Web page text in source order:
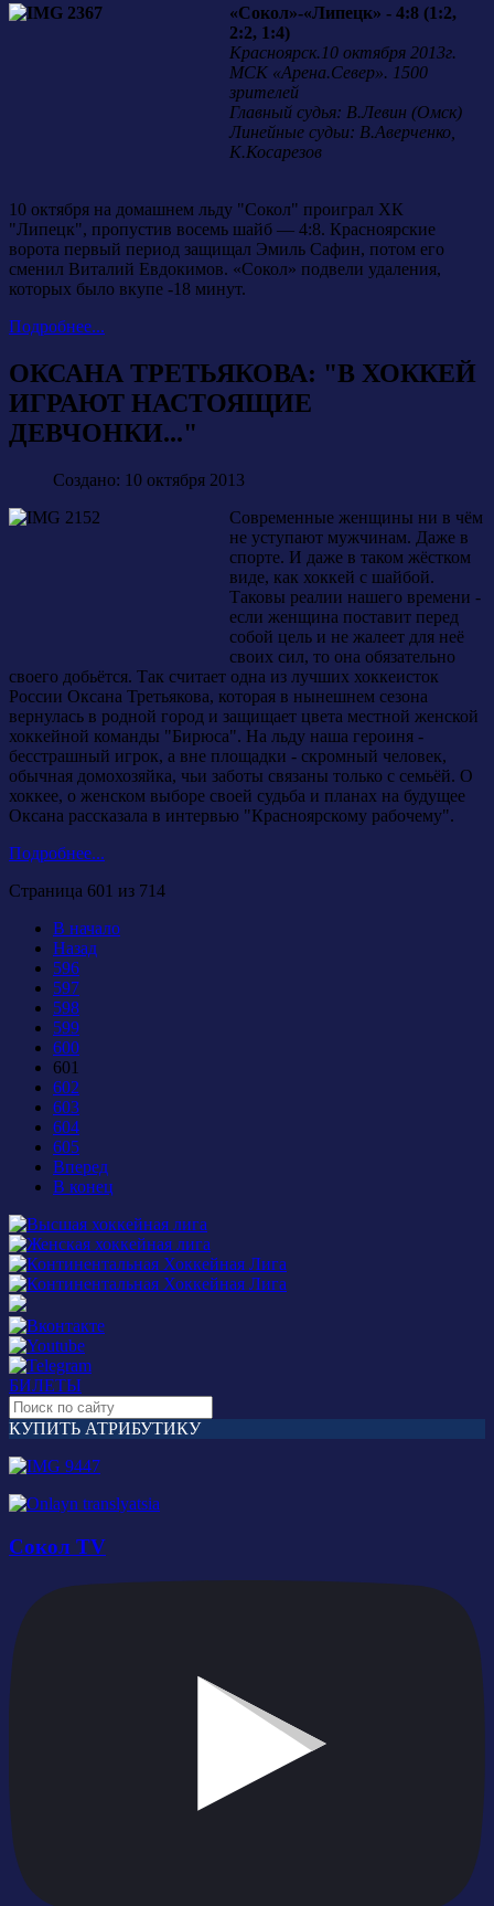
«Сокол»-«Липецк» - 4:8 (1:2,
2:2, 1:4)
Красноярск.10 октября 2013г.
МСК «Арена.Север». 1500
зрителей
Главный судья: В.Левин (Омск)
Линейные судьи: В.Аверченко,
К.Косарезов
10 октября на домашнем льду "Сокол" проиграл ХК
"Липецк", пропустив восемь шайб — 4:8. Красноярские
ворота первый период защищал Эмиль Сафин, потом его
сменил Виталий Евдокимов. «Сокол» подвели удаления,
которых было вкупе -18 минут.
Подробнее...
ОКСАНА ТРЕТЬЯКОВА: "В ХОККЕЙ
ИГРАЮТ НАСТОЯЩИЕ
ДЕВЧОНКИ..."
Создано: 10 октября 2013
Современные женщины ни в чём
не уступают мужчинам. Даже в
спорте. И даже в таком жёстком
виде, как хоккей с шайбой.
Таковы реалии нашего времени -
если женщина поставит перед
собой цель и не жалеет для неё
своих сил, то она обязательно
своего добьётся. Так считает одна из лучших хоккеисток
России Оксана Третьякова, которая в нынешнем сезона
вернулась в родной город и защищает цвета местной женской
хоккейной команды "Бирюса". На льду наша героиня -
бесстрашный игрок, а вне площадки - скромный человек,
обычная домохозяйка, чьи заботы связаны только с семьёй. О
хоккее, о женском выборе своей судьба и планах на будущее
Оксана рассказала в интервью "Красноярскому рабочему".
Подробнее...
Страница 601 из 714
В начало
Назад
596
597
598
599
600
601
602
603
604
605
Вперед
В конец
БИЛЕТЫ
КУПИТЬ АТРИБУТИКУ
Сокол TV